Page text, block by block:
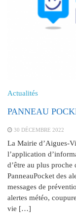
Actualités
PANNEAU
30 DÉCEMBRE 2022
La Mairie d’Aigues-
l’application
d’être au plus proche
PanneauPocket des
messages de
alertes météo,
vie […]